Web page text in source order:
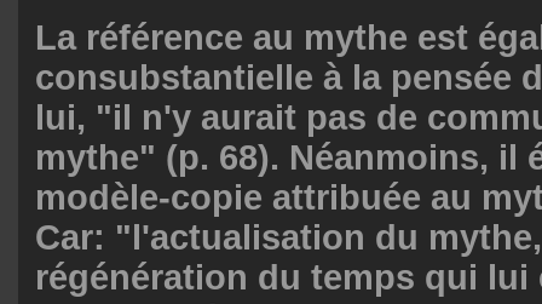
La référence au mythe est
consubstantielle à la pensée
lui, "il n'y aurait pas de
mythe" (p. 68). Néanmoins, il
modèle-copie attribuée au
Car: "l'actualisation du
régénération du temps qui lui